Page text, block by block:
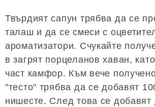
Твърдият сапун трябва да се
талаш и да се смеси с
ароматизатори. Счукайте
в загрят порцеланов хаван,
част камфор. Към вече
"тесто" трябва да се добавят
нишесте. След това се добавят